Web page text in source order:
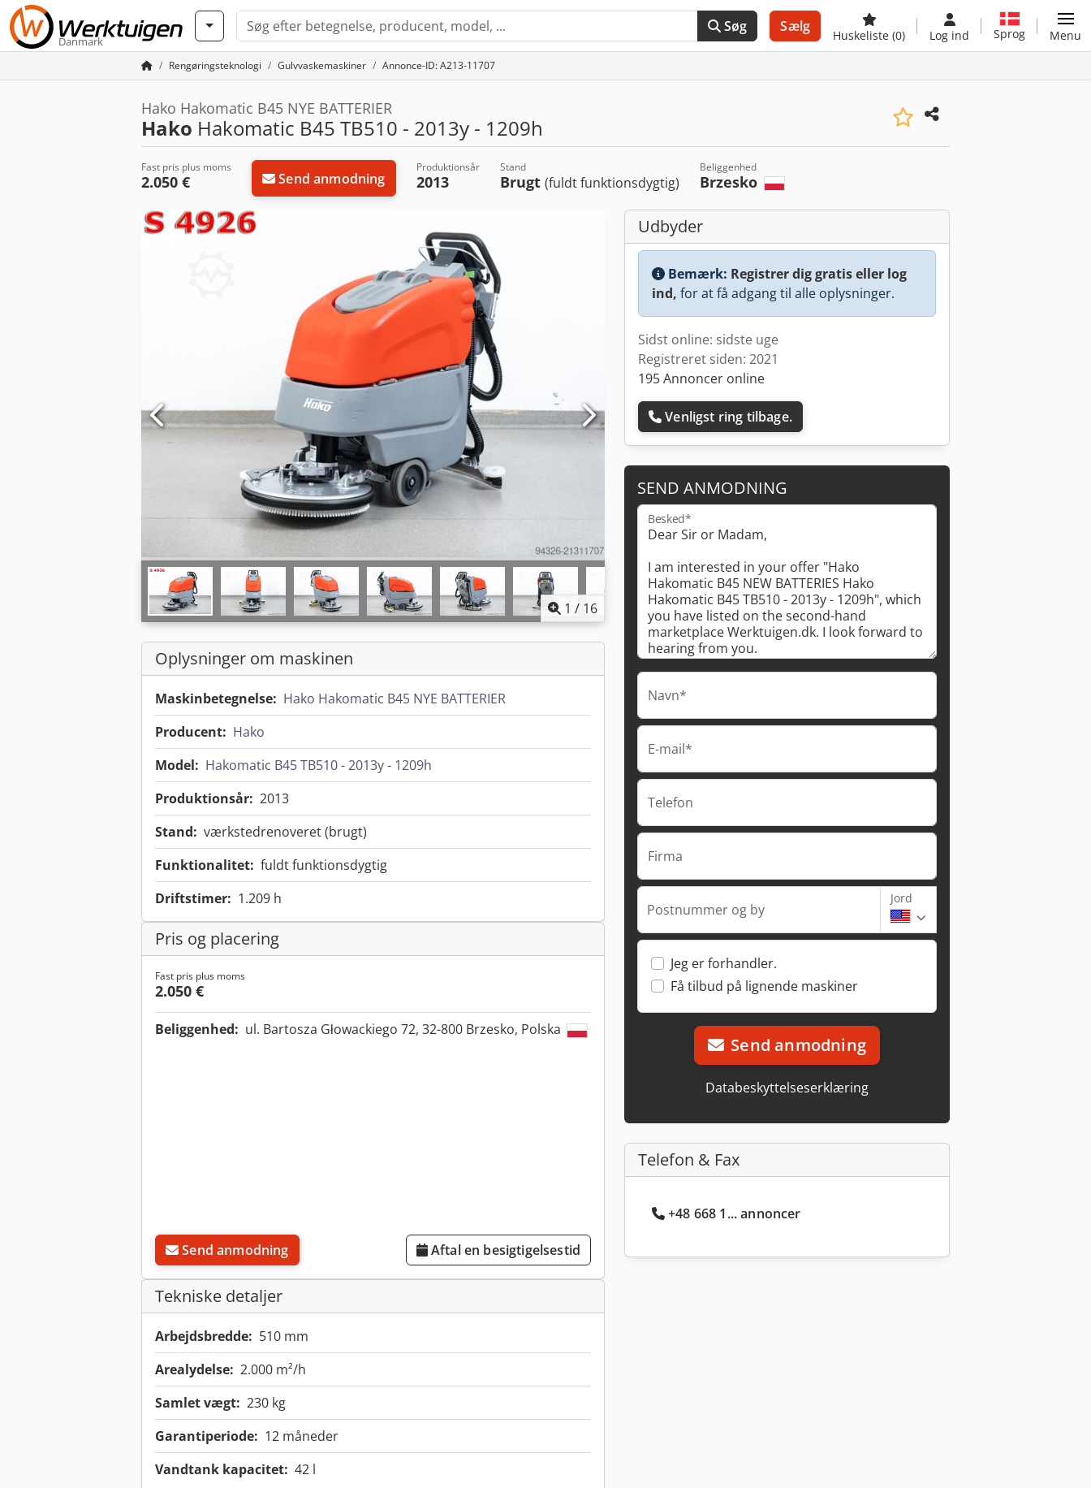
Danmark
Søg Sælg
Huskeliste (0) Log ind Sprog Menu
Rengøringsteknologi Gulvvaskemaskiner Annonce-ID: A213-11707
Hako Hakomatic B45 NYE BATTERIER
Hako Hakomatic B45 TB510 - 2013y - 1209h
Fast pris plus moms
2.050 € Send anmodning
Produktionsår
2013
Stand
Brugt (fuldt funktionsdygtig)
Beliggenhed
Brzesko
1 / 16
Oplysninger om maskinen
Maskinbetegnelse: Hako Hakomatic B45 NYE BATTERIER
Producent: Hako
Model: Hakomatic B45 TB510 - 2013y - 1209h
Produktionsår: 2013
Stand: værkstedrenoveret (brugt)
Funktionalitet: fuldt funktionsdygtig
Driftstimer: 1.209 h
Pris og placering
Fast pris plus moms
2.050 €
Beliggenhed: ul. Bartosza Głowackiego 72, 32-800 Brzesko, Polska
Send anmodning Aftal en besigtigelsestid
Tekniske detaljer
Arbejdsbredde: 510 mm
Arealydelse: 2.000 m²/h
Samlet vægt: 230 kg
Garantiperiode: 12 måneder
Vandtank kapacitet: 42 l
Udbyder
Bemærk: Registrer dig gratis eller log
ind, for at få adgang til alle oplysninger.
Sidst online: sidste uge
Registreret siden: 2021
195 Annoncer online
Venligst ring tilbage.
SEND ANMODNING
Besked*
Navn*
E-mail*
Telefon
Firma
Postnummer og by
Jord
Jeg er forhandler.
Få tilbud på lignende maskiner
Send anmodning
Databeskyttelseserklæring
Telefon & Fax
+48 668 1... annoncer